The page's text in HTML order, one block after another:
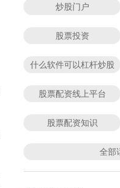
炒股门户
股票投资
什么软件可以杠杆炒股
股票配资线上平台
股票配资知识
全部